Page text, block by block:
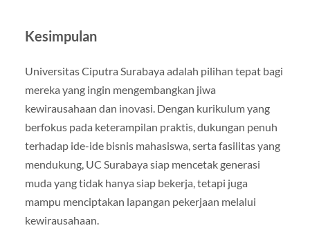
Kesimpulan
Universitas Ciputra Surabaya adalah pilihan tepat bagi
mereka yang ingin mengembangkan jiwa
kewirausahaan dan inovasi. Dengan kurikulum yang
berfokus pada keterampilan praktis, dukungan penuh
terhadap ide-ide bisnis mahasiswa, serta fasilitas yang
mendukung, UC Surabaya siap mencetak generasi
muda yang tidak hanya siap bekerja, tetapi juga
mampu menciptakan lapangan pekerjaan melalui
kewirausahaan.